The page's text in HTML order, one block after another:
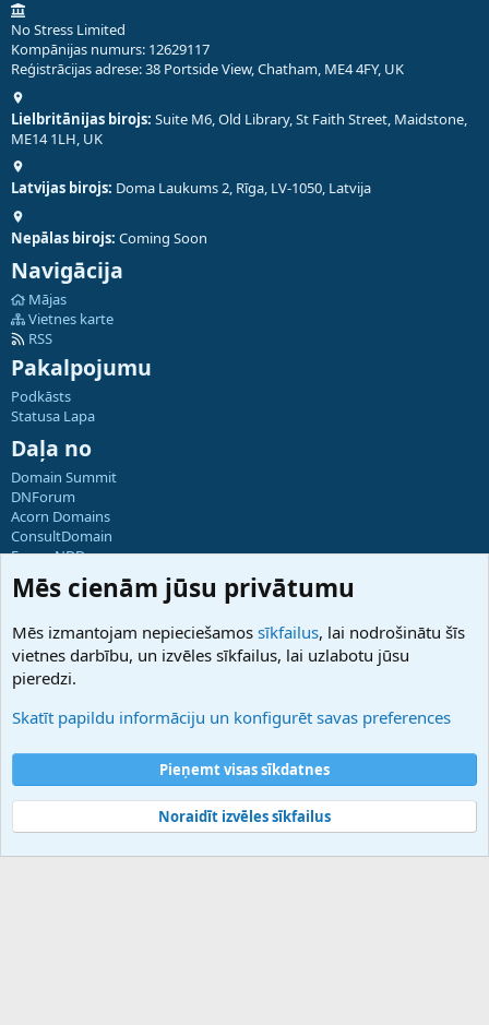
No Stress Limited
Kompānijas numurs: 12629117
Reģistrācijas adrese: 38 Portside View, Chatham, ME4 4FY, UK
Lielbritānijas birojs: Suite M6, Old Library, St Faith Street, Maidstone,
ME14 1LH, UK
Latvijas birojs: Doma Laukums 2, Rīga, LV-1050, Latvija
Nepālas birojs: Coming Soon
Navigācija
Mājas
Vietnes karte
RSS
Pakalpojumu
Podkāsts
Statusa Lapa
Daļa no
Domain Summit
DNForum
Acorn Domains
ConsultDomain
ForumNDD
Domainforum.ro
27.be
Hostmaria
Atbalsts
Palīdzība
Noteikumi un nosacījumi
Privātuma politika
Community platform by XenForo® © 2010-2025 XenForo Ltd.
Mēs cienām jūsu privātumu
Mēs izmantojam nepieciešamos sīkfailus, lai nodrošinātu šīs
vietnes darbību, un izvēles sīkfailus, lai uzlabotu jūsu
pieredzi.
Skatīt papildu informāciju un konfigurēt savas preferences
Pieņemt visas sīkdatnes
Noraidīt izvēles sīkfailus